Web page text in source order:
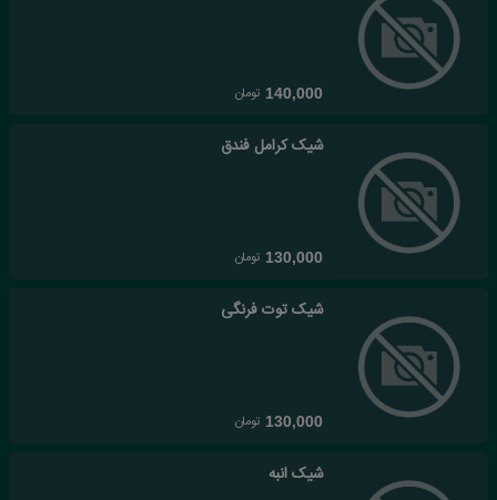
140,000 تومان
شیک کرامل فندق
130,000 تومان
شیک توت فرنگی
130,000 تومان
شیک انبه